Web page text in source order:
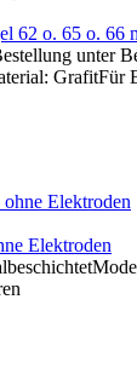
62 o. 65 o. 66
unter
GrafitFür
Elektroden